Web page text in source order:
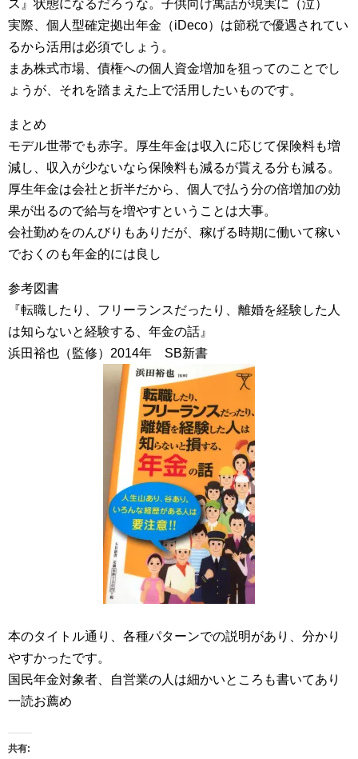
ス』状態になるだろうな。子供向け寓話が現実に（泣）
実際、個人型確定拠出年金（iDeco）は節税で優遇されてい
るから活用は必須でしょう。
まあ株式市場、債権への個人資金増加を狙ってのことでし
ょうが、それを踏まえた上で活用したいものです。
まとめ
モデル世帯でも赤字。厚生年金は収入に応じて保険料も増
減し、収入が少ないなら保険料も減るが貰える分も減る。
厚生年金は会社と折半だから、個人で払う分の倍増加の効
果が出るので給与を増やすということは大事。
会社勤めをのんびりもありだが、稼げる時期に働いて稼い
でおくのも年金的には良し
参考図書
『転職したり、フリーランスだったり、離婚を経験した人
は知らないと経験する、年金の話』
浜田裕也（監修）2014年 SB新書
本のタイトル通り、各種パターンでの説明があり、分かり
やすかったです。
国民年金対象者、自営業の人は細かいところも書いてあり
一読お薦め
共有: